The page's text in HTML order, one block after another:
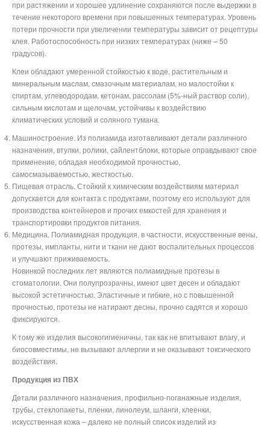
при растяжении и хорошее удлинение сохраняются после выдержки в
течение некоторого времени при повышенных температурах. Уровень
потери прочности при увеличении температуры зависит от рецептуры
клея. Работоспособность при низких температурах (ниже – 50
градусов).
Клеи обладают умеренной стойкостью к воде, растительным и
минеральным маслам, смазочным материалам, но малостойки к
спиртам, углеводородам, кетонам, рассолам (5%-ный раствор соли),
сильным кислотам и щелочам, устойчивы к воздействию
климатических условий и соляного тумана.
Машиностроение. Из полиамида изготавливают детали различного
назначения, втулки, ролики, сайлентблоки, которые оправдывают свое
применение, обладая необходимой прочностью,
самосмазываемостью, жесткостью.
Пищевая отрасль. Стойкий к химическим воздействиям материал
допускается для контакта с продуктами, поэтому его используют для
производства контейнеров и прочих емкостей для хранения и
транспортировки продуктов питания.
Медицина. Полиамидная продукция, в частности, искусственные вены,
протезы, импланты, нити и ткани не дают воспалительных процессов
и улучшают приживаемость.
Новинкой последних лет являются полиамидные протезы в
стоматологии. Они полупрозрачны, имеют цвет десен и обладают
высокой эстетичностью. Эластичные и гибкие, но с повышенной
прочностью, протезы не натирают десны, прочно садятся и хорошо
фиксируются.
К тому же изделия высокогигиеничны, так как не впитывают влагу, и
биосовместимы, не вызывают аллергии и не оказывают токсического
воздействия.
Продукция из ПВХ
Детали различного назначения, профильно-поганажные изделия,
трубы, стеклопакеты, пленки, линолеум, шланги, клеенки,
искусственная кожа – далеко не полный список изделий из